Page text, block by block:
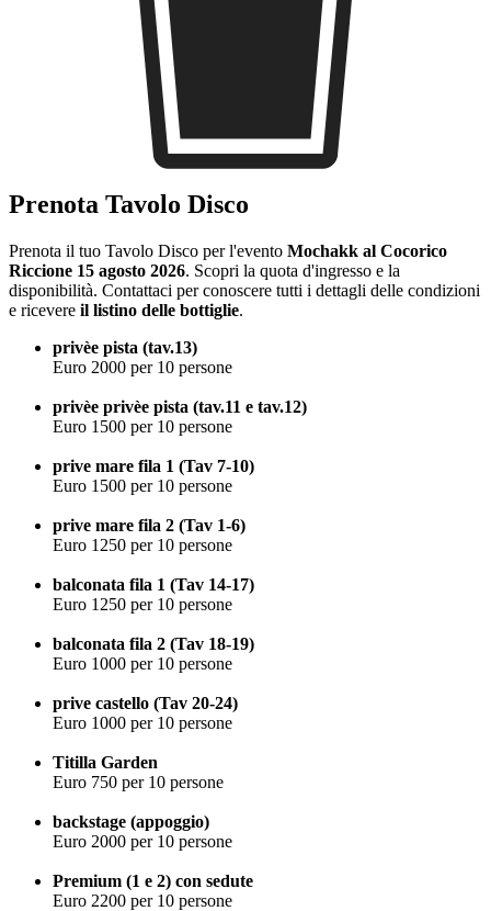
Prenota Tavolo Disco
Prenota il tuo Tavolo Disco per l'evento Mochakk al Cocorico
Riccione 15 agosto 2026. Scopri la quota d'ingresso e la
disponibilità. Contattaci per conoscere tutti i dettagli delle condizioni
e ricevere il listino delle bottiglie.
privèe pista (tav.13)
Euro 2000 per 10 persone
privèe privèe pista (tav.11 e tav.12)
Euro 1500 per 10 persone
prive mare fila 1 (Tav 7-10)
Euro 1500 per 10 persone
prive mare fila 2 (Tav 1-6)
Euro 1250 per 10 persone
balconata fila 1 (Tav 14-17)
Euro 1250 per 10 persone
balconata fila 2 (Tav 18-19)
Euro 1000 per 10 persone
prive castello (Tav 20-24)
Euro 1000 per 10 persone
Titilla Garden
Euro 750 per 10 persone
backstage (appoggio)
Euro 2000 per 10 persone
Premium (1 e 2) con sedute
Euro 2200 per 10 persone